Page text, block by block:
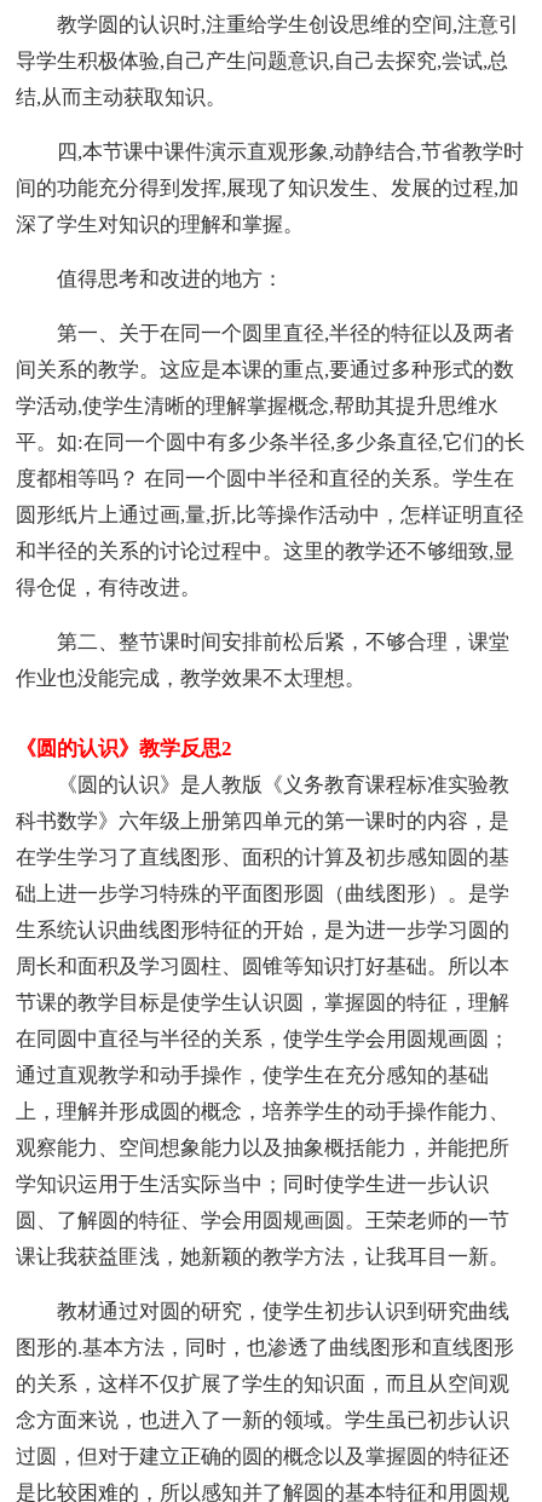
教学圆的认识时,注重给学生创设思维的空间,注意引
导学生积极体验,自己产生问题意识,自己去探究,尝试,总
结,从而主动获取知识。
四,本节课中课件演示直观形象,动静结合,节省教学时
间的功能充分得到发挥,展现了知识发生、发展的过程,加
深了学生对知识的理解和掌握。
值得思考和改进的地方：
第一、关于在同一个圆里直径,半径的特征以及两者
间关系的教学。这应是本课的重点,要通过多种形式的数
学活动,使学生清晰的理解掌握概念,帮助其提升思维水
平。如:在同一个圆中有多少条半径,多少条直径,它们的长
度都相等吗？ 在同一个圆中半径和直径的关系。学生在
圆形纸片上通过画,量,折,比等操作活动中，怎样证明直径
和半径的关系的讨论过程中。这里的教学还不够细致,显
得仓促，有待改进。
第二、整节课时间安排前松后紧，不够合理，课堂
作业也没能完成，教学效果不太理想。
《圆的认识》教学反思2
《圆的认识》是人教版《义务教育课程标准实验教
科书数学》六年级上册第四单元的第一课时的内容，是
在学生学习了直线图形、面积的计算及初步感知圆的基
础上进一步学习特殊的平面图形圆（曲线图形）。是学
生系统认识曲线图形特征的开始，是为进一步学习圆的
周长和面积及学习圆柱、圆锥等知识打好基础。所以本
节课的教学目标是使学生认识圆，掌握圆的特征，理解
在同圆中直径与半径的关系，使学生学会用圆规画圆；
通过直观教学和动手操作，使学生在充分感知的基础
上，理解并形成圆的概念，培养学生的动手操作能力、
观察能力、空间想象能力以及抽象概括能力，并能把所
学知识运用于生活实际当中；同时使学生进一步认识
圆、了解圆的特征、学会用圆规画圆。王荣老师的一节
课让我获益匪浅，她新颖的教学方法，让我耳目一新。
教材通过对圆的研究，使学生初步认识到研究曲线
图形的.基本方法，同时，也渗透了曲线图形和直线图形
的关系，这样不仅扩展了学生的知识面，而且从空间观
念方面来说，也进入了一新的领域。学生虽已初步认识
过圆，但对于建立正确的圆的概念以及掌握圆的特征还
是比较困难的，所以感知并了解圆的基本特征和用圆规